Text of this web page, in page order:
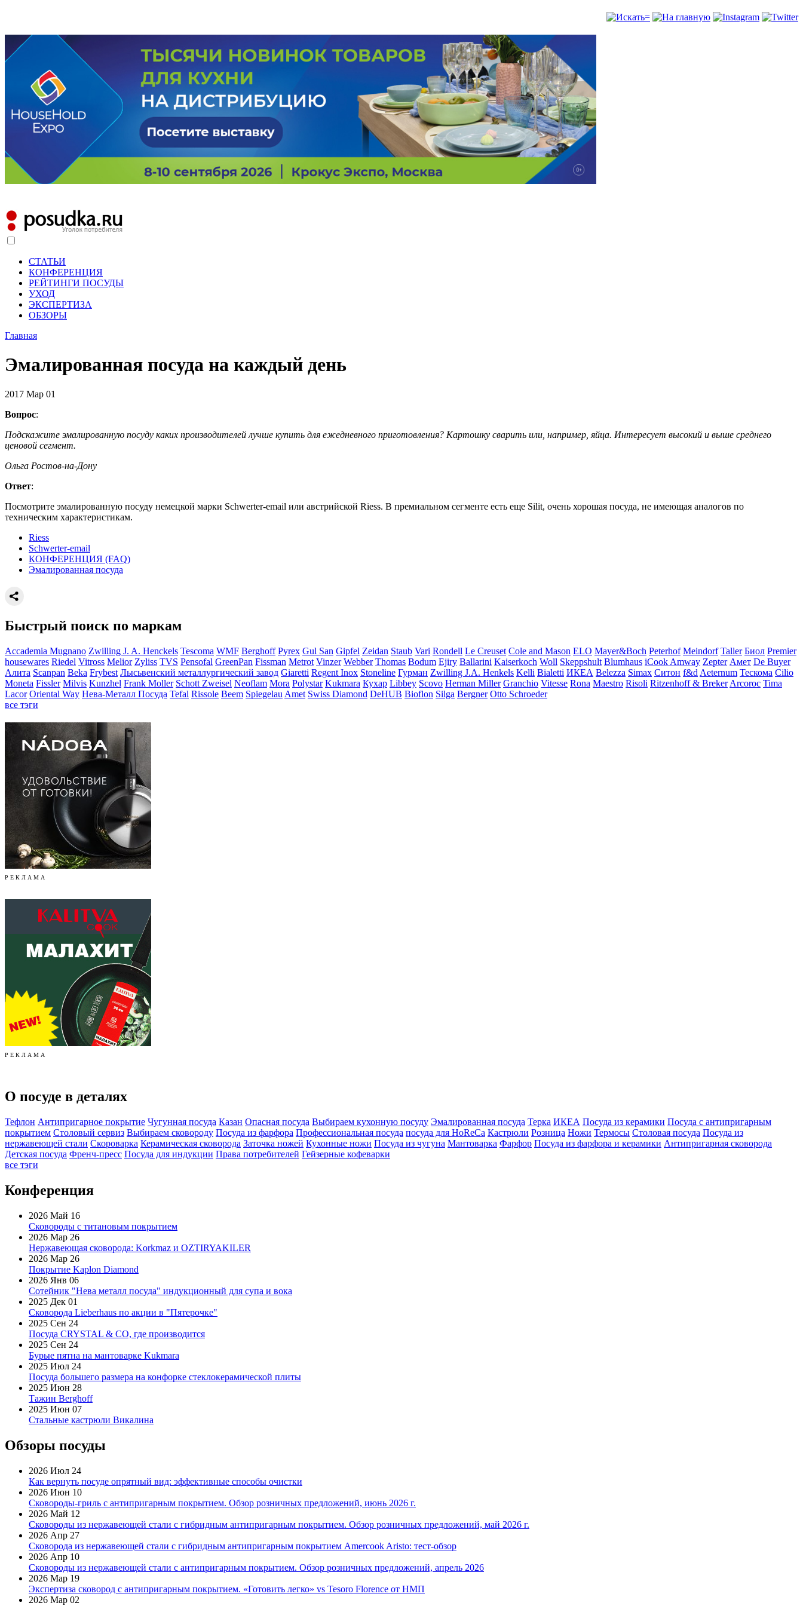
СТАТЬИ
КОНФЕРЕНЦИЯ
РЕЙТИНГИ ПОСУДЫ
УХОД
ЭКСПЕРТИЗА
ОБЗОРЫ
Главная
Эмалированная посуда на каждый день
2017 Мар 01
Вопрос:
Подскажите эмалированную посуду каких производителей лучше купить для ежедневного приготовления? Картошку сварить или, например, яйца. Интересует высокий и выше среднего
ценовой сегмент.
Ольга Ростов-на-Дону
Ответ:
Посмотрите эмалированную посуду немецкой марки Schwerter-email или австрийской Riess. В премиальном сегменте есть еще Silit, очень хорошая посуда, не имеющая аналогов по
техническим характеристикам.
Riess
Schwerter-email
КОНФЕРЕНЦИЯ (FAQ)
Эмалированная посуда
Быстрый поиск по маркам
Accademia Mugnano Zwilling J. A. Henckels Tescoma WMF Berghoff Pyrex Gul San Gipfel Zeidan Staub Vari Rondell Le Creuset Cole and Mason ELO Mayer&Boch Peterhof Meindorf Taller Биол Premier
housewares Riedel Vitross Melior Zyliss TVS Pensofal GreenPan Fissman Metrot Vinzer Webber Thomas Bodum Ejiry Ballarini Kaiserkoch Woll Skeppshult Blumhaus iCook Amway Zepter Амет De Buyer
Алита Scanpan Beka Frybest Лысьвенский металлургический завод Giaretti Regent Inox Stoneline Гурман Zwilling J.A. Henkels Kelli Bialetti ИКЕА Belezza Simax Ситон f&d Aeternum Тескома Cilio
Moneta Fissler Milvis Kunzhel Frank Moller Schott Zweisel Neoflam Mora Polystar Kukmara Кухар Libbey Scovo Herman Miller Granchio Vitesse Rona Maestro Risoli Ritzenhoff & Breker Arcoroc Tima
Lacor Oriental Way Нева-Металл Посуда Tefal Rissole Beem Spiegelau Amet Swiss Diamond DeHUB Bioflon Silga Bergner Otto Schroeder
все тэги
Р Е К Л А М А
Р Е К Л А М А
О посуде в деталях
Тефлон Антипригарное покрытие Чугунная посуда Казан Опасная посуда Выбираем кухонную посуду Эмалированная посуда Терка ИКЕА Посуда из керамики Посуда с антипригарным
покрытием Столовый сервиз Выбираем сковороду Посуда из фарфора Профессиональная посуда посуда для HoReCa Кастрюли Розница Ножи Термосы Столовая посуда Посуда из
нержавеющей стали Скороварка Керамическая сковорода Заточка ножей Кухонные ножи Посуда из чугуна Мантоварка Фарфор Посуда из фарфора и керамики Антипригарная сковорода
Детская посуда Френч-пресс Посуда для индукции Права потребителей Гейзерные кофеварки
все тэги
Конференция
2026 Май 16
Сковороды с титановым покрытием
2026 Мар 26
Нержавеющая сковорода: Korkmaz и OZTIRYAKILER
2026 Мар 26
Покрытие Kaplon Diamond
2026 Янв 06
Сотейник "Нева металл посуда" индукционный для супа и вока
2025 Дек 01
Сковорода Lieberhaus по акции в "Пятерочке"
2025 Сен 24
Посуда CRYSTAL & CO, где производится
2025 Сен 24
Бурые пятна на мантоварке Kukmara
2025 Июл 24
Посуда большего размера на конфорке стеклокерамической плиты
2025 Июн 28
Тажин Berghoff
2025 Июн 07
Стальные кастрюли Викалина
Обзоры посуды
2026 Июл 24
Как вернуть посуде опрятный вид: эффективные способы очистки
2026 Июн 10
Сковороды-гриль с антипригарным покрытием. Обзор розничных предложений, июнь 2026 г.
2026 Май 12
Сковороды из нержавеющей стали с гибридным антипригарным покрытием. Обзор розничных предложений, май 2026 г.
2026 Апр 27
Сковорода из нержавеющей стали с гибридным антипригарным покрытием Amercook Aristo: тест-обзор
2026 Апр 10
Сковороды из нержавеющей стали с антипригарным покрытием. Обзор розничных предложений, апрель 2026
2026 Мар 19
Экспертиза сковород с антипригарным покрытием. «Готовить легко» vs Tesoro Florence от НМП
2026 Мар 02